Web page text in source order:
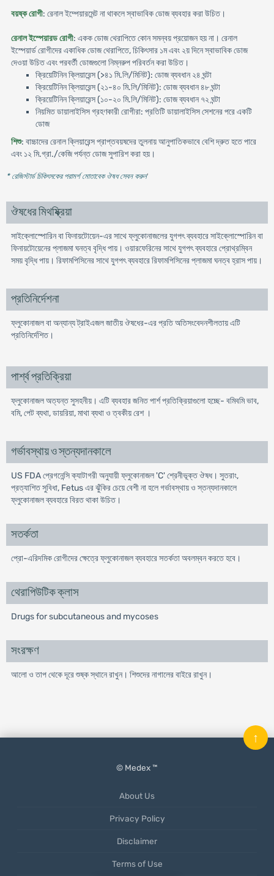
বয়ষ্ক রোগী: রেনাল ইম্পেয়ারমেন্ট না থাকলে স্বাভাবিক ডোজ ব্যবহার করা উচিত।
রেনাল ইস্পেয়ারড রোগী: একক ডোজ থেরাপিতে কোন সমন্বয় প্রয়োজন হয় না। রেনাল
ইস্পেয়ার্ড রোগীদের একাধিক ডোজ থেরাপিতে, চিকিৎসার ১ম এবং ২য় দিনে স্বাভাবিক ডোজ
দেওয়া উচিত এবং পরবর্তী ডোজগুলো নিম্নরুপ পরিবর্তন করা উচিত।
ক্রিয়েটিনিন ক্লিয়ারেন্স (>৪১ মি.লি/মিনিট): ডোজ ব্যবধান ২৪ ঘন্টা
ক্রিয়েটিনিন ক্লিয়ারেন্স (২১-৪০ মি.লি/মিনিট): ডোজ ব্যবধান ৪৮ ঘন্টা
ক্রিয়েটিনিন ক্লিয়ারেন্স (১০-২০ মি.লি/মিনিট): ডোজ ব্যবধান ৭২ ঘন্টা
নিয়মিত ডায়ালাইসিস গ্রহণকারী রোগীরা: প্রতিটি ডায়ালাইসিস সেশনের পরে একটি
ডোজ
শিশু: বাচ্চাদের রেনাল ক্লিয়ারেন্স প্রাপ্তবয়ষদের তুলনায় আনুপাতিকভাবে বেশি দ্রুত হতে পারে
এবং ১২ মি.গ্রা./কেজি পর্যন্ত ডোজ সুপারিশ করা হয়।
* রেজিস্টার্ড চিকিৎসকের পরামর্শ মোতাবেক ঔষধ সেবন করুন'
ঔষধের মিথষ্ক্রিয়া
সাইক্লোস্পোরিন বা ফিনায়টোয়েন-এর সাথে ফ্লুকোনাজলের যুগপৎ ব্যবহারে সাইক্লোস্পোরিন বা
ফিনায়টোয়েনের প্লাজমা ঘনত্ব বৃদ্ধি পায়। ওয়ারফেরিনের সাথে যুগপৎ ব্যবহারে প্রোথ্রম্বিন
সময় বৃদ্ধি পায়। রিফামপিসিনের সাথে যুগপৎ ব্যবহারে রিফামপিসিনের প্লাজমা ঘনত্ব হ্রাস পায়।
প্রতিনির্দেশনা
ফ্লুকোনাজল বা অন্যান্য ট্রাইএজল জাতীয় ঔষধের-এর প্রতি অতিসংবেদনশীলতায় এটি
প্রতিনির্দেশিত।
পার্শ্ব প্রতিক্রিয়া
ফ্লুকোনাজল অত্যন্ত সুসহনীয়। এটি ব্যবহার জনিত পার্শ প্রতিক্রিয়াগুলো হচ্ছে- বমিবমি ভাব,
বমি, পেট ব্যথা, ডায়রিয়া, মাথা ব্যথা ও ত্বকীয় রেশ ।
গর্ভাবস্থায় ও স্তন্যদানকালে
US FDA প্রেগনেন্সি ক্যাটাগরী অনুযায়ী ফ্লুকোনাজল 'C' শ্রেনীভূক্ত ঔষধ। সুতরাং,
প্রত্যাশিত সুবিধা, Fetus এর ঝুঁকির চেয়ে বেশী না হলে গর্ভাবস্থায় ও স্তন্যদানকালে
ফ্লুকোনাজল ব্যবহারে বিরত থাকা উচিত।
সতর্কতা
প্রো-এরিদমিক রোগীদের ক্ষেত্রে ফ্লুকোনাজল ব্যবহারে সতর্কতা অবলম্বন করতে হবে।
থেরাপিউটিক ক্লাস
Drugs for subcutaneous and mycoses
সংরক্ষণ
আলো ও তাপ থেকে দূরে শুষ্ক স্থানে রাখুন। শিশুদের নাগালের বাইরে রাখুন।
© Medex ™
About Us
Privacy Policy
Disclaimer
Terms of Use
↑